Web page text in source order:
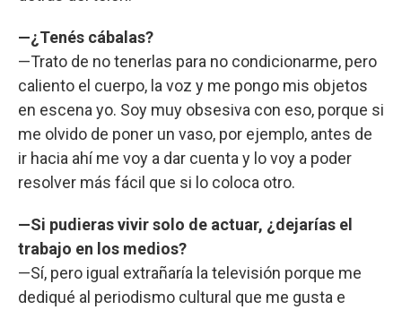
—¿Tenés cábalas?
—Trato de no tenerlas para no condicionarme, pero
caliento el cuerpo, la voz y me pongo mis objetos
en escena yo. Soy muy obsesiva con eso, porque si
me olvido de poner un vaso, por ejemplo, antes de
ir hacia ahí me voy a dar cuenta y lo voy a poder
resolver más fácil que si lo coloca otro.
—Si pudieras vivir solo de actuar, ¿dejarías el
trabajo en los medios?
—Sí, pero igual extrañaría la televisión porque me
dediqué al periodismo cultural que me gusta e